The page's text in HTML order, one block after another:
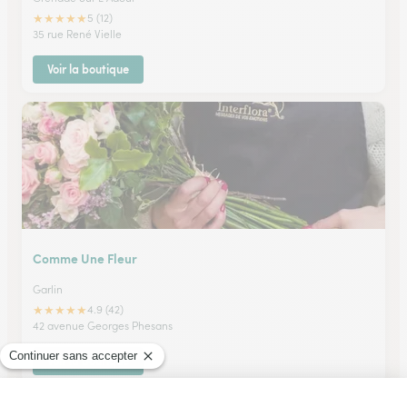
★★★★★ 5 (12)
35 rue René Vielle
Voir la boutique
Comme Une Fleur
Garlin
★★★★★4.9 (42)
42 avenue Georges Phesans
Voir la boutique